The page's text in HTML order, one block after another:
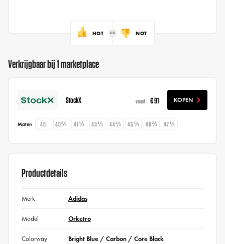
HOT NOT
Verkrijgbaar bij 1 marketplace
StockX vanaf € 91 KOPEN
Maten 40 40⅔ 41⅓ 43⅓ 44⅔ 45⅓ 46⅔ 47⅓
Productdetails
Merk Adidas
Model Orketro
Colorway Bright Blue / Carbon / Core Black